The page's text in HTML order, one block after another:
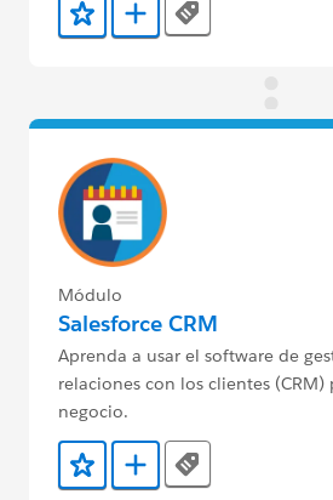
Agregar a favoritos
Agregar a Trailmix
Tags
Módulo
Salesforce CRM
Aprenda a usar el software de
relaciones con los clientes (CRM)
negocio.
Agregar a favoritos
Agregar a Trailmix
Tags